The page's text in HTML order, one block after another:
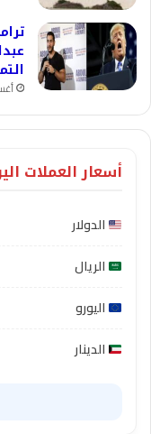
أسعار العملات
الدولار
الريال
اليورو
الدينار